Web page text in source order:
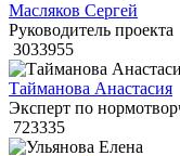
Масляков Сергей
Руководитель проекта
3033955
Тайманова Анастасия
Эксперт по
723335